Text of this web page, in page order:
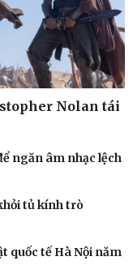
Nolan tái
ngăn âm nhạc lệch
tủ kính trò
quốc tế Hà Nội năm